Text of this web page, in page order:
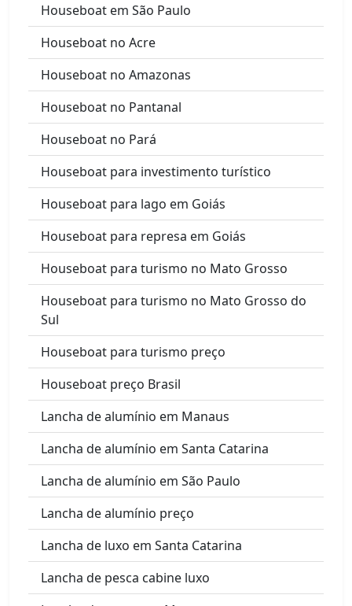
Houseboat em São Paulo
Houseboat no Acre
Houseboat no Amazonas
Houseboat no Pantanal
Houseboat no Pará
Houseboat para investimento turístico
Houseboat para lago em Goiás
Houseboat para represa em Goiás
Houseboat para turismo no Mato Grosso
Houseboat para turismo no Mato Grosso do
Sul
Houseboat para turismo preço
Houseboat preço Brasil
Lancha de alumínio em Manaus
Lancha de alumínio em Santa Catarina
Lancha de alumínio em São Paulo
Lancha de alumínio preço
Lancha de luxo em Santa Catarina
Lancha de pesca cabine luxo